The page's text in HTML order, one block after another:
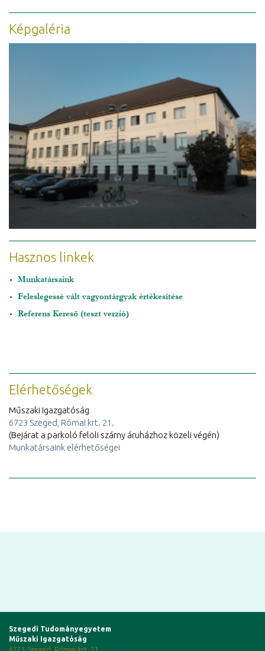
Képgaléria
Hasznos linkek
Munkatársaink
Feleslegessé vált vagyontárgyak értékesítése
Referens Kereső (teszt verzió)
Elérhetőségek
Műszaki Igazgatóság
6723 Szeged, Római krt. 21.
(Bejárat a parkoló felöli szárny áruházhoz közeli végén)
Munkatársaink elérhetőségei
Szegedi Tudományegyetem
Műszaki Igazgatóság
6723 Szeged, Római krt. 21.